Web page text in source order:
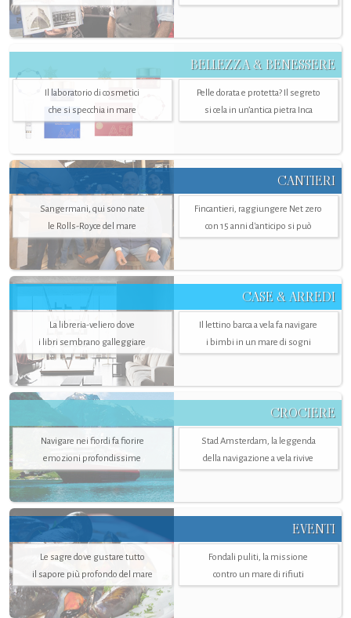
BELLEZZA & BENESSERE
Il laboratorio di cosmetici
che si specchia in mare
Pelle dorata e protetta? Il segreto
si cela in un’antica pietra Inca
CANTIERI
Sangermani, qui sono nate
le Rolls-Royce del mare
Fincantieri, raggiungere Net zero
con 15 anni d'anticipo si può
CASE & ARREDI
La libreria-veliero dove
i libri sembrano galleggiare
Il lettino barca a vela fa navigare
i bimbi in un mare di sogni
CROCIERE
Navigare nei fiordi fa fiorire
emozioni profondissime
Stad Amsterdam, la leggenda
della navigazione a vela rivive
EVENTI
Le sagre dove gustare tutto
il sapore più profondo del mare
Fondali puliti, la missione
contro un mare di rifiuti